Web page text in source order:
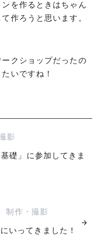
を作るときはちゃん
作ろうと思います。
クショップだったの
いですね！
影
礎」に参加してきま
制作・撮影
いってきました！